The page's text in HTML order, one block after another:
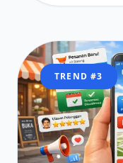
TREND #3